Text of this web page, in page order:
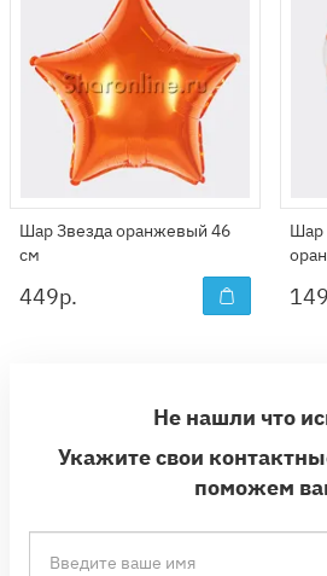
Шар Звезда оранжевый 46
см
449р.
Шар
149
Не нашли что
Укажите свои
поможем